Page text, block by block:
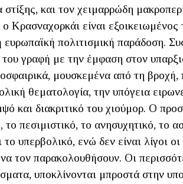
και τον χειμαρρώδη
ο Κρασναχορκάι είναι
πολιτισμική παράδοση.
του γραφή με την έμφαση στον
μουσκεμένα από τη βροχή,
θεματολογία, την υπόγεια
και διακριτικό του χιούμορ. Ο
πεσιμιστικό, το ανησυχητικό, το
το υπερβολικό, ενώ δεν είναι λίγοι
τον παρακολουθήσουν. Οι
υποκλίνονται μπροστά στην